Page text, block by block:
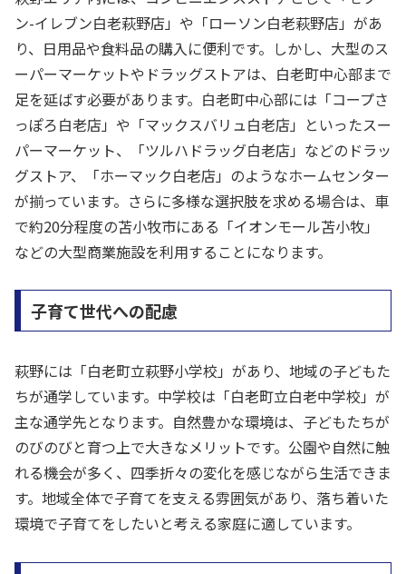
ン-イレブン白老萩野店」や「ローソン白老萩野店」があ
り、日用品や食料品の購入に便利です。しかし、大型のス
ーパーマーケットやドラッグストアは、白老町中心部まで
足を延ばす必要があります。白老町中心部には「コープさ
っぽろ白老店」や「マックスバリュ白老店」といったスー
パーマーケット、「ツルハドラッグ白老店」などのドラッ
グストア、「ホーマック白老店」のようなホームセンター
が揃っています。さらに多様な選択肢を求める場合は、車
で約20分程度の苫小牧市にある「イオンモール苫小牧」
などの大型商業施設を利用することになります。
子育て世代への配慮
萩野には「白老町立萩野小学校」があり、地域の子どもた
ちが通学しています。中学校は「白老町立白老中学校」が
主な通学先となります。自然豊かな環境は、子どもたちが
のびのびと育つ上で大きなメリットです。公園や自然に触
れる機会が多く、四季折々の変化を感じながら生活できま
す。地域全体で子育てを支える雰囲気があり、落ち着いた
環境で子育てをしたいと考える家庭に適しています。